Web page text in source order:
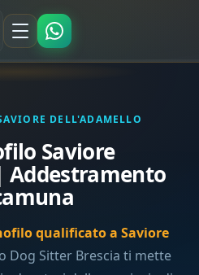
DELL'ADAMELLO
Saviore
Addestramento
qualificato a Saviore
Dog Sitter Brescia ti mette